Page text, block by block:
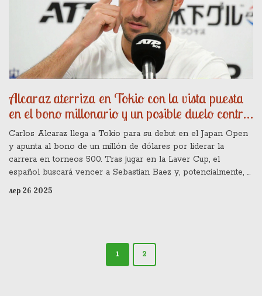
Alcaraz aterriza en Tokio con la vista puesta
en el bono millonario y un posible duelo contra
Tabilo
Carlos Alcaraz llega a Tokio para su debut en el Japan Open
y apunta al bono de un millón de dólares por liderar la
carrera en torneos 500. Tras jugar en la Laver Cup, el
español buscará vencer a Sebastian Baez y, potencialmente, a
Alejandro Tabilo. Un triunfo lo colocaría entre los pocos
número 1 que han ganado este certamen. El torneo también
sep 26 2025
1 2